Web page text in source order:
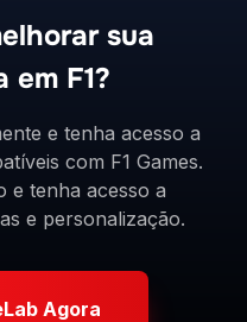
sua
em F1?
e tenha acesso a
com F1 Games.
e tenha acesso a
e personalização.
Agora